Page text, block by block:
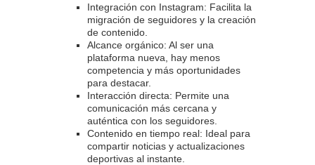
Integración con Instagram: Facilita la
migración de seguidores y la creación
de contenido.
Alcance orgánico: Al ser una
plataforma nueva, hay menos
competencia y más oportunidades
para destacar.
Interacción directa: Permite una
comunicación más cercana y
auténtica con los seguidores.
Contenido en tiempo real: Ideal para
compartir noticias y actualizaciones
deportivas al instante.